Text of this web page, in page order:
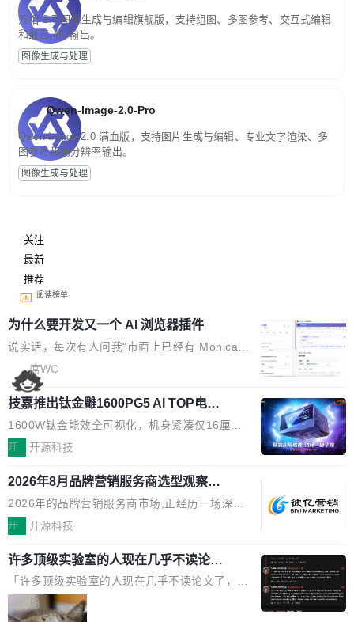
万相 2.7 图像生成与编辑旗舰版，支持组图、多图参考、交互式编辑
和最高 4K 输出。
图像生成与处理
Qwen-Image-2.0-Pro
Qwen-Image-2.0 满血版，支持图片生成与编辑、专业文字渲染、多
图参考和高分辨率输出。
图像生成与处理
关注
最新
推荐
阅读榜单
为什么要开发又一个 AI 浏览器插件
说实话，每次有人问我"市面上已经有 Monica、
Sider、Copilot for Chrome 这些 AI 浏览器插件
了，你为什么还要再做一个"，我都觉得这个问题
问得好。 因为我自己也是从用户变成开发者的。
现有产品的天花板 我用过不少 AI 浏览器插件。
刚开始觉得都挺好——选中一段文字，弹出解
要。但用久了你会发现，它们本质上都是同一类
东西：一个带网页上下文的聊天框。 它们能读取
页面的文本，然后把文本丢给大模型，再返回一
段回答。仅此而已。 这当然有用，但总觉得差点
意思。比如我在一个后台管理系统里，需要填50
个表单字段，每个字段还有联动逻辑；比如我
想...
席WC
技嘉推出钛金雕1600PG5 AI TOP电
源：为发烧级主机与本地AI算力打造旗
舰供电方案
1600W钛金能效全可视化，机身紧凑仅16厘米
继2026台北电脑展首度亮相后，技嘉科技近日正
电源专为发烧级DIY主机与本地AI算力平台打
造，整机长度仅16厘米，提供1600W额定功率
与80PLUS钛金能效；支持ATX 3.1与PCIe 5.1
规范，结合服务器级元件、完善供电线材与内置
实时LCD监控屏，可充分满足当下高阶PC主机
的严苛使用需求。 澎湃功率，紧凑机身 钛金雕1
600PG5 AI TOP具备强悍输出功率，同时实现
机身尺寸大幅精简。整机长度仅16厘米，属于同
开 开源科技
2026年8月品牌营销服务商选型观察：
从流量思维到品牌资产思维的范式转移
2026年的品牌营销服务商市场,正经历一场深刻
的价值重构。全球全案品牌代理机构市场从2025
复合增长率达5.44%,预计2032年将突破120亿美
元。数字广告与公共关系相关服务市场更是从20
25年的8463亿美元扩张至2026年的8763亿美
元。数字的背后是一个清晰的事实——品牌对专
开 开源科技
许多顶级实验室的人现在几乎不读论文
了
「许多顶级实验室的人现在几乎不读论文了，而
且他们认为 ICLR/ICML/NeurIPS 充斥着大量过
度宣传和欺诈。」 OpenAI 研究员 Keller Jorda
局